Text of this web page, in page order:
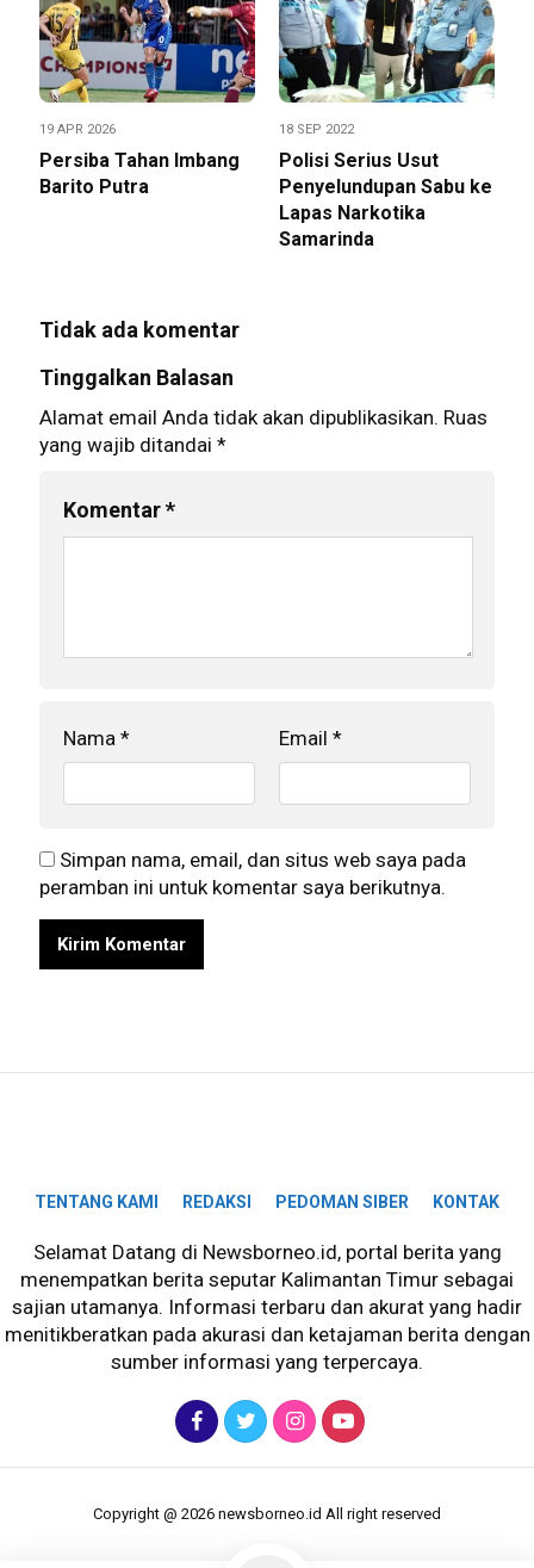
19 APR 2026
Persiba Tahan Imbang
Barito Putra
18 SEP 2022
Polisi Serius Usut
Penyelundupan Sabu ke
Lapas Narkotika
Samarinda
Tidak ada komentar
Tinggalkan Balasan
Alamat email Anda tidak akan dipublikasikan. Ruas
yang wajib ditandai *
Komentar*
Nama * Email *
Simpan nama, email, dan situs web saya pada
peramban ini untuk komentar saya berikutnya.
TENTANG KAMI REDAKSI PEDOMAN SIBER KONTAK
Selamat Datang di Newsborneo.id, portal berita yang
menempatkan berita seputar Kalimantan Timur sebagai
sajian utamanya. Informasi terbaru dan akurat yang hadir
menitikberatkan pada akurasi dan ketajaman berita dengan
sumber informasi yang terpercaya.
Copyright @ 2026 newsborneo.id All right reserved